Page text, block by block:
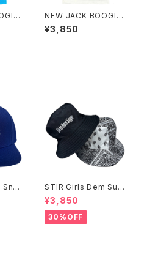
NEW JACK BOOGIE
GAL Camisole
¥3,850
STIR Girls Dem Sug
ar Hat
¥3,850
30%OFF